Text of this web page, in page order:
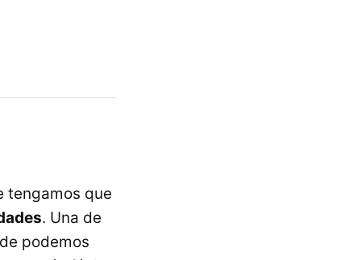
tengamos que
. Una de
podemos